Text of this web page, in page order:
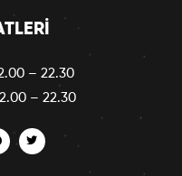
– 22.30
– 22.30